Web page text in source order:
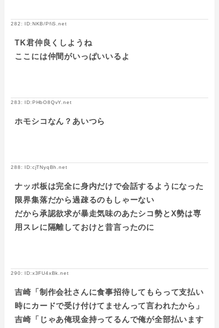
282: ID:NKB/PfiS.net
TK君仲良くしようね
ここには仲間がいっぱいいるよ
283: ID:PHbO8QvY.net
ホモシコなん？あいつら
288: ID:cjTNyqBh.net
ナッポ板は完全に身内だけで会話するようになった
限界集落だから過疎るのもしゃーない
だから承認欲求が暴走気味のあたシコ勢とX勢は専
用スレに隔離しておけと昔言ったのに
290: ID:x3FU4xBk.net
吉崎「制作会社さんに食事招待してもらって支払い
時にカードで受け付けてませんって言われたから」
吉崎「じゃあ俺現金持ってるんで俺が全部払います